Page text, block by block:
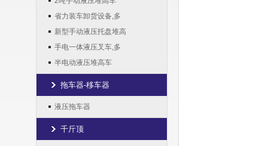
省力装车卸货设备,多
新型手动液压托盘堆高
手电一体液压叉车,多
半电动液压堆高车
拖车器-移车器
液压拖车器
千斤顶